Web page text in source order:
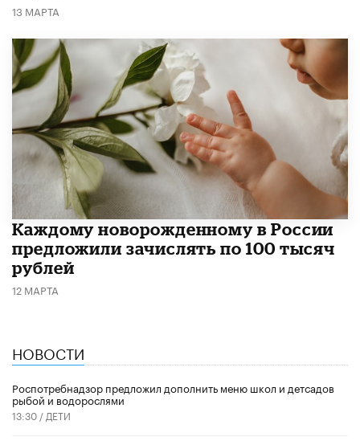
13 МАРТА
Каждому новорожденному в России
предложили зачислять по 100 тысяч
рублей
12 МАРТА
НОВОСТИ
Роспотребнадзор предложил дополнить меню школ и детсадов
рыбой и водорослями
13:30 / ДЕТИ